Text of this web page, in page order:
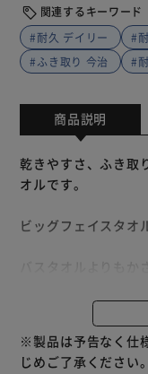
関連するキーワード
#耐久 デイリー
#
#ふき取り 今治
#
商品説明
乾きやすさ、ふき取
オルです。
ビッグフェイスタオ
使いやすさにこだ
使用時のふき取りや
どちらも程よく兼ね
※製品は予告なく仕
じめご了承ください。